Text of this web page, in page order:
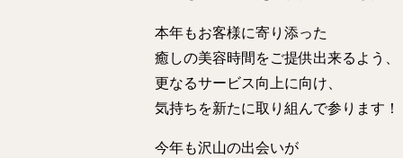
本年もお客様に寄り添った
癒しの美容時間をご提供出来るよう、
更なるサービス向上に向け、
気持ちを新たに取り組んで参ります！
今年も沢山の出会いが